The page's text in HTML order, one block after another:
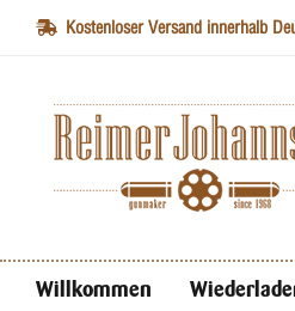
Kostenloser Versand innerhalb
Willkommen